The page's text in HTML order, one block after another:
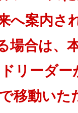
へ案内さ
場合は、
リーダ
移動い